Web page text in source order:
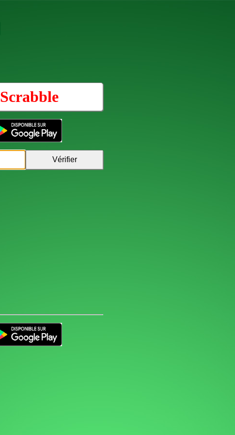
Scrabble